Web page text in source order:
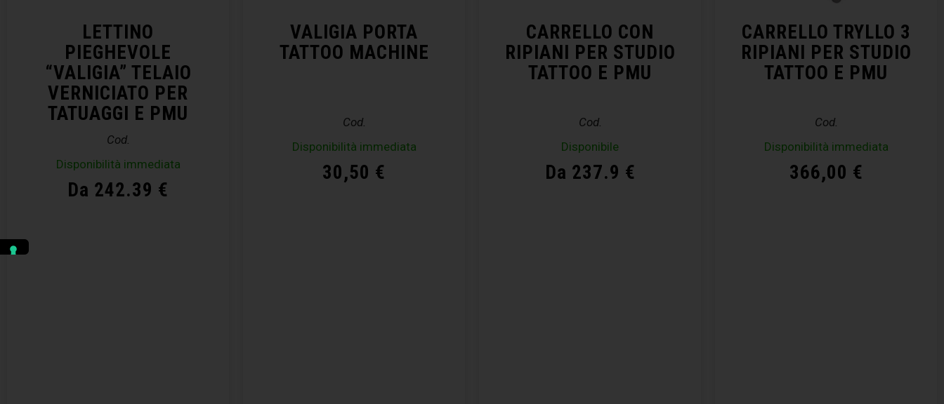
LETTINO
PIEGHEVOLE
“VALIGIA” TELAIO
VERNICIATO PER
TATUAGGI E PMU
Cod.
Disponibilità immediata
Da 242.39 €
VALIGIA PORTA
TATTOO MACHINE
Cod.
Disponibilità immediata
30,50 €
CARRELLO CON
RIPIANI PER STUDIO
TATTOO E PMU
Cod.
Disponibile
Da 237.9 €
CARRELLO TRYLLO 3
RIPIANI PER STUDIO
TATTOO E PMU
Cod.
Disponibilità immediata
366,00 €